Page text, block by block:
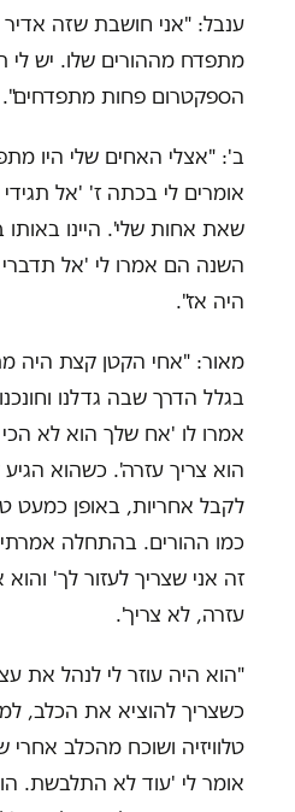
ענבל: "אני חושבת שזה אדיר
מתפדח מההורים שלו. יש לי
הספקטרום פחות מתפדחים".
ב': "אצלי האחים שלי היו
אומרים לי בכתה ז' 'אל תגידי
שאת אחות שלי'. היינו
השנה הם אמרו לי 'אל תדברי
היה אז".
מאור: "אחי הקטן קצת היה
בגלל הדרך שבה גדלנו
אמרו לו 'אח שלך הוא לא
הוא צריך עזרה'. כשהוא הגיע
לקבל אחריות, באופן כמעט
כמו ההורים. בהתחלה
זה אני שצריך לעזור לך'
עזרה, לא צריך'.
"הוא היה עוזר לי לנהל את
כשצריך להוציא את הכלב,
טלוויזיה ושוכח מהכלב
אומר לי 'עוד לא התלבשת.